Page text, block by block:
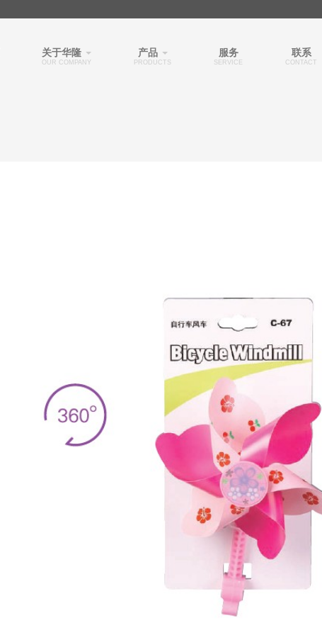
关于华隆
OUR COMPANY
产品
PRODUCTS
服务
SERVICE
联系
CONTACT